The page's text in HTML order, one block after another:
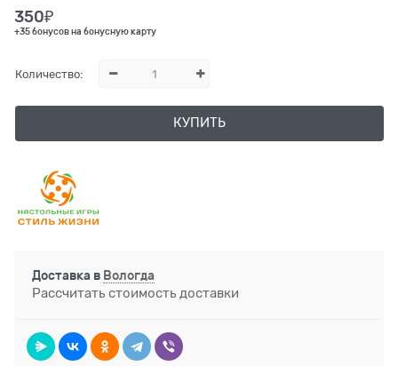
350₽
+35 бонусов на бонусную карту
Количество:
КУПИТЬ
Доставка в Вологда
Рассчитать стоимость доставки